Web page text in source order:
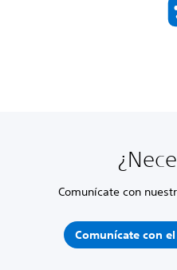
Comunícate con
Comunícate con